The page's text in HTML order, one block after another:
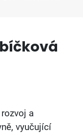
a
vyučující